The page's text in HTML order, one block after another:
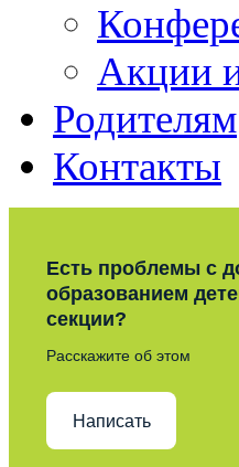
Акции
Родителям
Контакты
Есть проблемы с
образованием
секции?
Расскажите об этом
Написать